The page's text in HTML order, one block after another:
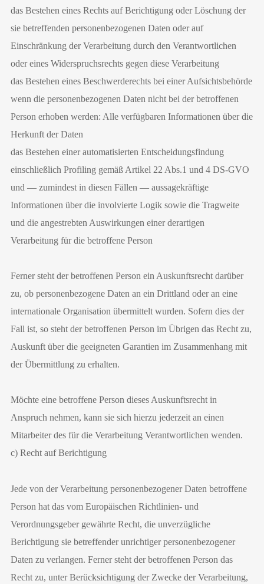
das Bestehen eines Rechts auf Berichtigung oder Löschung der
sie betreffenden personenbezogenen Daten oder auf
Einschränkung der Verarbeitung durch den Verantwortlichen
oder eines Widerspruchsrechts gegen diese Verarbeitung
das Bestehen eines Beschwerderechts bei einer Aufsichtsbehörde
wenn die personenbezogenen Daten nicht bei der betroffenen
Person erhoben werden: Alle verfügbaren Informationen über die
Herkunft der Daten
das Bestehen einer automatisierten Entscheidungsfindung
einschließlich Profiling gemäß Artikel 22 Abs.1 und 4 DS-GVO
und — zumindest in diesen Fällen — aussagekräftige
Informationen über die involvierte Logik sowie die Tragweite
und die angestrebten Auswirkungen einer derartigen
Verarbeitung für die betroffene Person
Ferner steht der betroffenen Person ein Auskunftsrecht darüber
zu, ob personenbezogene Daten an ein Drittland oder an eine
internationale Organisation übermittelt wurden. Sofern dies der
Fall ist, so steht der betroffenen Person im Übrigen das Recht zu,
Auskunft über die geeigneten Garantien im Zusammenhang mit
der Übermittlung zu erhalten.
Möchte eine betroffene Person dieses Auskunftsrecht in
Anspruch nehmen, kann sie sich hierzu jederzeit an einen
Mitarbeiter des für die Verarbeitung Verantwortlichen wenden.
c) Recht auf Berichtigung
Jede von der Verarbeitung personenbezogener Daten betroffene
Person hat das vom Europäischen Richtlinien- und
Verordnungsgeber gewährte Recht, die unverzügliche
Berichtigung sie betreffender unrichtiger personenbezogener
Daten zu verlangen. Ferner steht der betroffenen Person das
Recht zu, unter Berücksichtigung der Zwecke der Verarbeitung,